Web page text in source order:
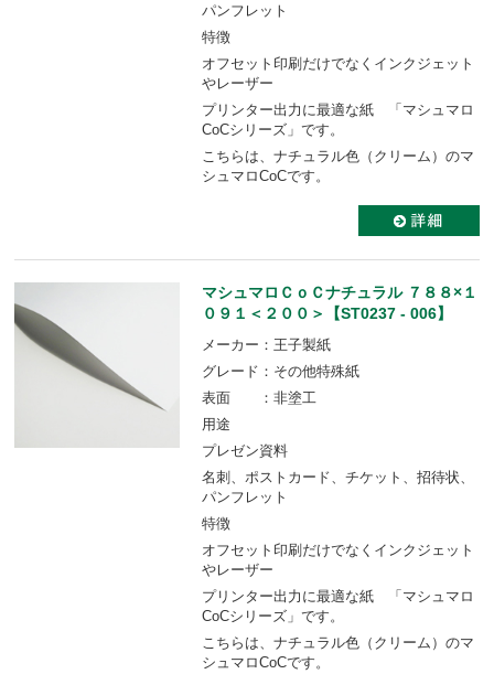
パンフレット
特徴
オフセット印刷だけでなくインクジェット
やレーザー
プリンター出力に最適な紙 「マシュマロ
CoCシリーズ」です。
こちらは、ナチュラル色（クリーム）のマ
シュマロCoCです。
マシュマロＣｏＣナチュラル ７８８×１
０９１＜２００＞【ST0237 - 006】
メーカー：王子製紙
グレード：その他特殊紙
表面 ：非塗工
用途
プレゼン資料
名刺、ポストカード、チケット、招待状、
パンフレット
特徴
オフセット印刷だけでなくインクジェット
やレーザー
プリンター出力に最適な紙 「マシュマロ
CoCシリーズ」です。
こちらは、ナチュラル色（クリーム）のマ
シュマロCoCです。